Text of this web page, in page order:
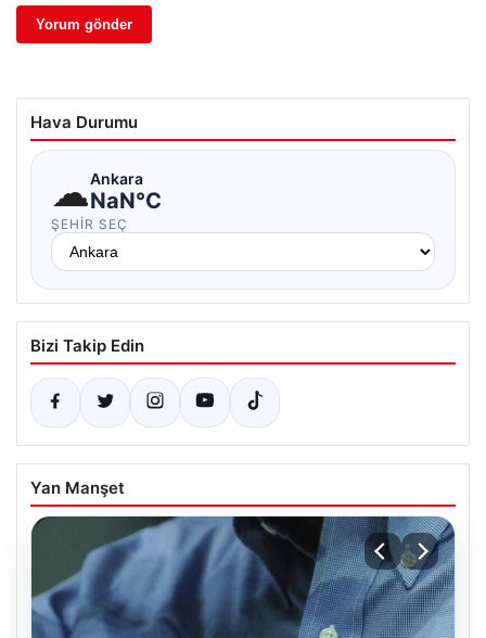
Hava Durumu
☁Ankara
NaN°C
ŞEHIR SEÇ
Bizi Takip Edin
Yan Manşet